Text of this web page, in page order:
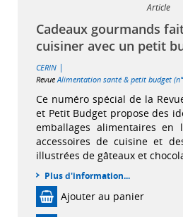
Article
Cadeaux gourmands
cuisiner avec un petit
CERIN |
Revue Alimentation santé & petit budget
Ce numéro spécial de la
et Petit Budget propose des
emballages alimentaires en
accessoires de cuisine et
illustrées de gâteaux et
Plus d'information...
Ajouter au panier